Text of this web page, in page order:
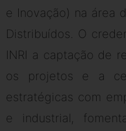
e Inovação) na área
Distribuídos. O
INRI a captação de
os projetos e a
estratégicas com
e industrial,